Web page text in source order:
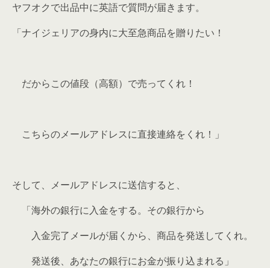
ヤフオクで出品中に英語で質問が届きます。
「ナイジェリアの身内に大至急商品を贈りたい！
だからこの値段（高額）で売ってくれ！
こちらのメールアドレスに直接連絡をくれ！」
そして、メールアドレスに送信すると、
「海外の銀行に入金をする。その銀行から
入金完了メールが届くから、商品を発送してくれ。
発送後、あなたの銀行にお金が振り込まれる」